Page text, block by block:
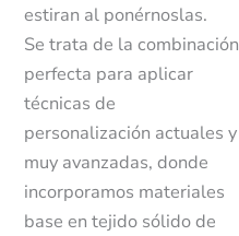
estiran al ponérnoslas.
Se trata de la combinación
perfecta para aplicar
técnicas de
personalización actuales y
muy avanzadas, donde
incorporamos materiales
base en tejido sólido de